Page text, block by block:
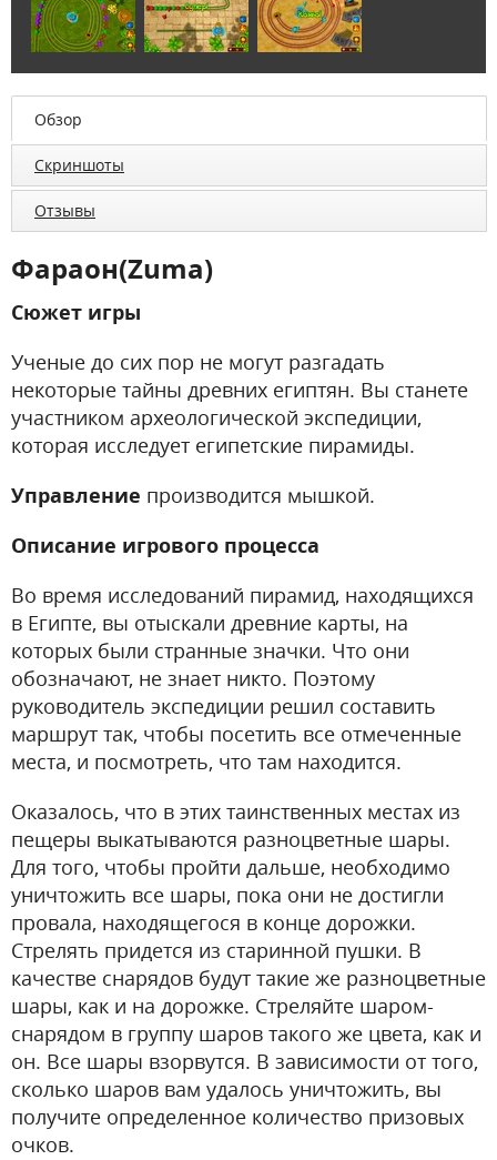
Обзор
Скриншоты
Отзывы
Фараон(Zuma)
Сюжет игры
Ученые до сих пор не могут разгадать
некоторые тайны древних египтян. Вы станете
участником археологической экспедиции,
которая исследует египетские пирамиды.
Управление производится мышкой.
Описание игрового процесса
Во время исследований пирамид, находящихся
в Египте, вы отыскали древние карты, на
которых были странные значки. Что они
обозначают, не знает никто. Поэтому
руководитель экспедиции решил составить
маршрут так, чтобы посетить все отмеченные
места, и посмотреть, что там находится.
Оказалось, что в этих таинственных местах из
пещеры выкатываются разноцветные шары.
Для того, чтобы пройти дальше, необходимо
уничтожить все шары, пока они не достигли
провала, находящегося в конце дорожки.
Стрелять придется из старинной пушки. В
качестве снарядов будут такие же разноцветные
шары, как и на дорожке. Стреляйте шаром-
снарядом в группу шаров такого же цвета, как и
он. Все шары взорвутся. В зависимости от того,
сколько шаров вам удалось уничтожить, вы
получите определенное количество призовых
очков.